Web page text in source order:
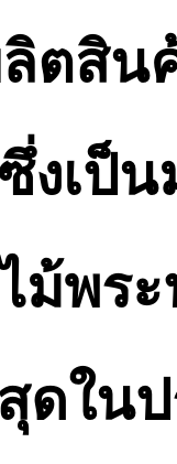
ตสิน
ซึ่งเป็
ม้พร
ในป